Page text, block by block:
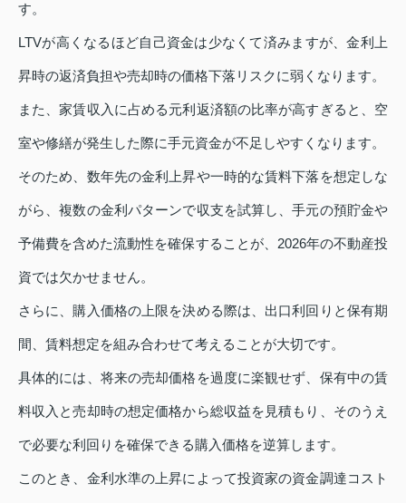
す。
LTVが高くなるほど自己資金は少なくて済みますが、金利上
昇時の返済負担や売却時の価格下落リスクに弱くなります。
また、家賃収入に占める元利返済額の比率が高すぎると、空
室や修繕が発生した際に手元資金が不足しやすくなります。
そのため、数年先の金利上昇や一時的な賃料下落を想定しな
がら、複数の金利パターンで収支を試算し、手元の預貯金や
予備費を含めた流動性を確保することが、2026年の不動産投
資では欠かせません。
さらに、購入価格の上限を決める際は、出口利回りと保有期
間、賃料想定を組み合わせて考えることが大切です。
具体的には、将来の売却価格を過度に楽観せず、保有中の賃
料収入と売却時の想定価格から総収益を見積もり、そのうえ
で必要な利回りを確保できる購入価格を逆算します。
このとき、金利水準の上昇によって投資家の資金調達コスト